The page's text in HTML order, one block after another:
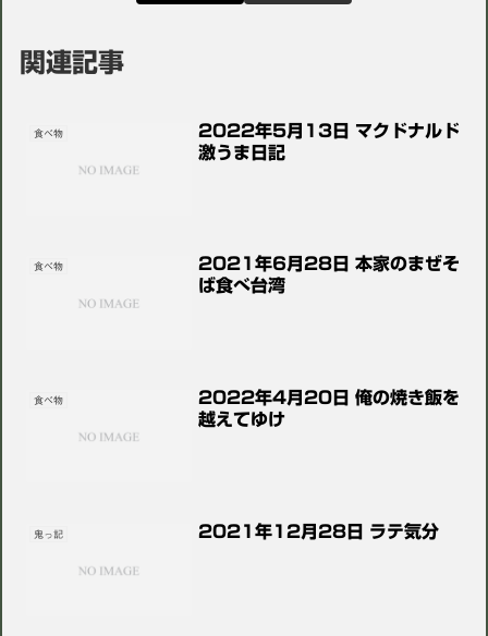
関連記事
食べ物
2022年5月13日 マクドナルド
激うま日記
食べ物
2021年6月28日 本家のまぜそ
ば食べ台湾
食べ物
2022年4月20日 俺の焼き飯を
越えてゆけ
鬼っ記 2021年12月28日 ラテ気分